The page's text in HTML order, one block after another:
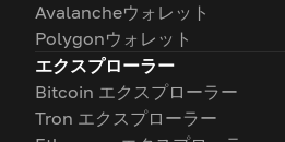
Avalancheウォレット
Polygonウォレット
エクスプローラー
Bitcoin エクスプローラー
Tron エクスプローラー